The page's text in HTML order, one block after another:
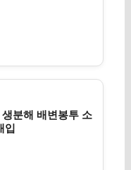
분해 배변봉투 소
입